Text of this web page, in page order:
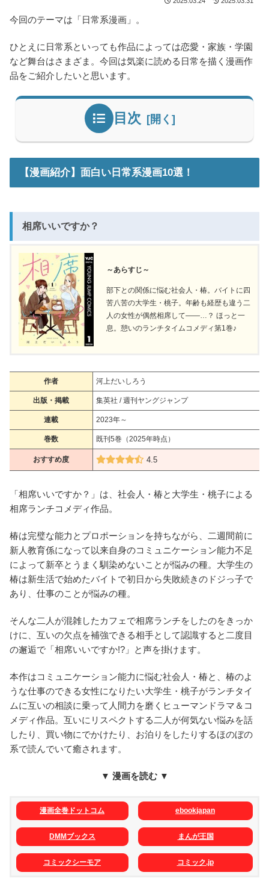
今回のテーマは「日常系漫画」。
ひとえに日常系といっても作品によっては恋愛・家族・学園
など舞台はさまざま。今回は気楽に読める日常を描く漫画作
品をご紹介したいと思います。
目次
【漫画紹介】面白い日常系漫画10選！
相席いいですか？
～あらすじ～
部下との関係に悩む社会人・椿。バイトに四
苦八苦の大学生・桃子。年齢も経歴も違う二
人の女性が偶然相席して――…？ ほっと一
息。憩いのランチタイムコメディ第1巻♪
作者 河上だいしろう
出版・掲載 集英社 / 週刊ヤングジャンプ
連載 2023年～
巻数 既刊5巻（2025年時点）
おすすめ度 4.5
「相席いいですか？」は、社会人・椿と大学生・桃子による
相席ランチコメディ作品。
椿は完璧な能力とプロポーションを持ちながら、二週間前に
新人教育係になって以来自身のコミュニケーション能力不足
によって新卒とうまく馴染めないことが悩みの種。大学生の
椿は新生活で始めたバイトで初日から失敗続きのドジっ子で
あり、仕事のことが悩みの種。
そんな二人が混雑したカフェで相席ランチをしたのをきっか
けに、互いの欠点を補強できる相手として認識すると二度目
の邂逅で「相席いいですか!?」と声を掛けます。
本作はコミュニケーション能力に悩む社会人・椿と、椿のよ
うな仕事のできる女性になりたい大学生・桃子がランチタイ
ムに互いの相談に乗って人間力を磨くヒューマンドラマ＆コ
メディ作品。互いにリスペクトする二人が何気ない悩みを話
したり、買い物にでかけたり、お泊りをしたりするほのぼの
系で読んでいて癒されます。
▼ 漫画を読む ▼
漫画全巻ドットコム ebookjapan
DMMブックス まんが王国
コミックシーモア コミック.jp